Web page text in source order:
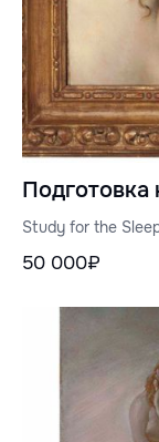
Study for the
50 000₽